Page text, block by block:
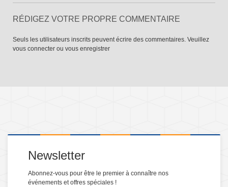
RÉDIGEZ VOTRE PROPRE COMMENTAIRE
Seuls les utilisateurs inscrits peuvent écrire des commentaires. Veuillez
vous connecter ou vous enregistrer
Newsletter
Abonnez-vous pour être le premier à connaître nos
événements et offres spéciales !